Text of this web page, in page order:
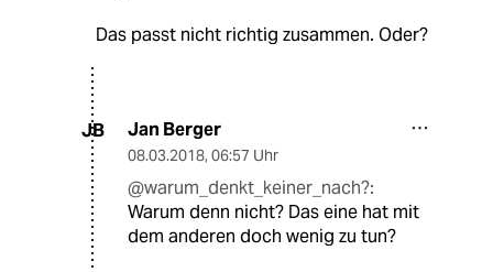
Das passt nicht richtig zusammen. Oder?
JB Jan Berger
08.03.2018, 06:57 Uhr
@warum_denkt_keiner_nach?:
Warum denn nicht? Das eine hat mit
dem anderen doch wenig zu tun?